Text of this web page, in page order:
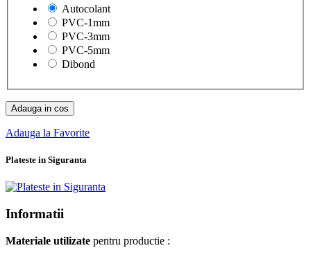
Autocolant
PVC-1mm
PVC-3mm
PVC-5mm
Dibond
Adauga in cos
Adauga la Favorite
Plateste in Siguranta
Informatii
Materiale utilizate pentru productie :